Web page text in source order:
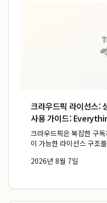
크라우드픽 라이선스:
사용 가이드:
크라우드픽은 복잡한 구
이 가능한 라이선스 구조
미지는 다운로드 후 기간
2026년 8월 7일